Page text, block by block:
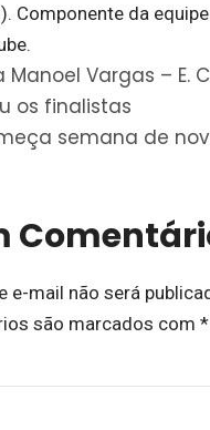
Componente da
Manoel Vargas – E.
os finalistas
semana de
e-mail não será
são marcados com *